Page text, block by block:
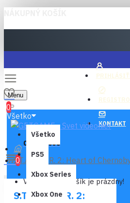
PRIHLÁSIŤ
KONTAKT
Menu
0
0 ks - 0,00€
0
Váš nákupný košík je prázdny!
Všetko
Všetko
PS5
Xbox Series
Xbox One
S.T.A.L.K.E.R. 2: Heart of
S.T.A.L.K.E.R. 2: